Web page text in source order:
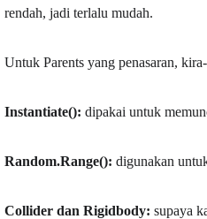
rendah, jadi terlalu mudah.
Untuk Parents yang penasaran,
Instantiate(): dipakai untuk
Random.Range(): digunakan
Collider dan Rigidbody: supaya